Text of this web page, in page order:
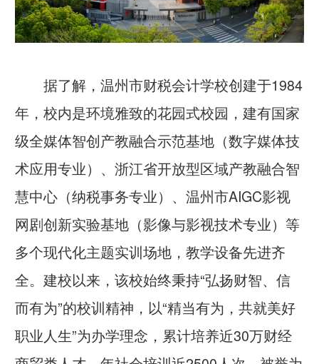
据了解，温州市财税会计学校创建于1984
年，校内是环境雅致的花园式校园，建有国家
级全媒体智创产教融合示范基地（数字媒体技
术应用专业）、浙江省开放型区域产教融合智
慧中心（纳税事务专业）、温州市AIGC影视
网剧创新实验基地（影像与影视技术专业）等
多个现代化主题实训场地，教学设备先进齐
全。建校以来，该校始终秉持“弘扬财智、信
而有为”的校训精神，以“精当有为，共就美好
职业人生”为办学理念，累计培养近30万财经